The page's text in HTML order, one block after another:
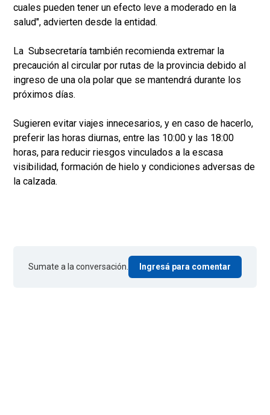
cuales pueden tener un efecto leve a moderado en la
salud", advierten desde la entidad.
La Subsecretaría también recomienda extremar la
precaución al circular por rutas de la provincia debido al
ingreso de una ola polar que se mantendrá durante los
próximos días.
Sugieren evitar viajes innecesarios, y en caso de hacerlo,
preferir las horas diurnas, entre las 10:00 y las 18:00
horas, para reducir riesgos vinculados a la escasa
visibilidad, formación de hielo y condiciones adversas de
la calzada.
Sumate a la conversación. Ingresá para comentar